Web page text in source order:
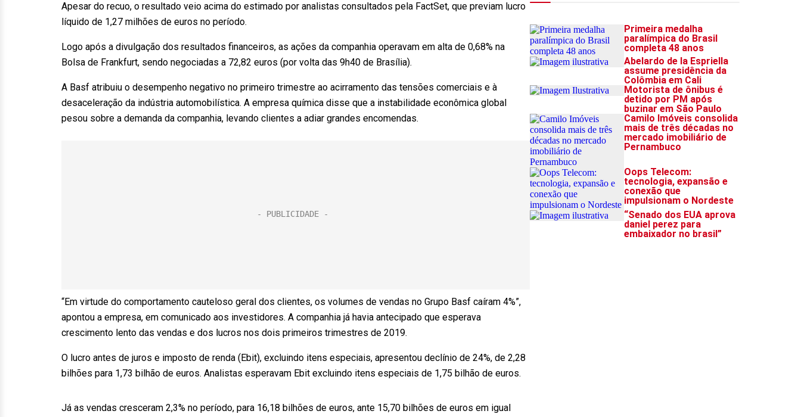
Apesar do recuo, o resultado veio acima do estimado por analistas consultados pela FactSet, que previam lucro
líquido de 1,27 milhões de euros no período.
Logo após a divulgação dos resultados financeiros, as ações da companhia operavam em alta de 0,68% na
Bolsa de Frankfurt, sendo negociadas a 72,82 euros (por volta das 9h40 de Brasília).
A Basf atribuiu o desempenho negativo no primeiro trimestre ao acirramento das tensões comerciais e à
desaceleração da indústria automobilística. A empresa química disse que a instabilidade econômica global
pesou sobre a demanda da companhia, levando clientes a adiar grandes encomendas.
“Em virtude do comportamento cauteloso geral dos clientes, os volumes de vendas no Grupo Basf caíram 4%”,
apontou a empresa, em comunicado aos investidores. A companhia já havia antecipado que esperava
crescimento lento das vendas e dos lucros nos dois primeiros trimestres de 2019.
O lucro antes de juros e imposto de renda (Ebit), excluindo itens especiais, apresentou declínio de 24%, de 2,28
bilhões para 1,73 bilhão de euros. Analistas esperavam Ebit excluindo itens especiais de 1,75 bilhão de euros.
Já as vendas cresceram 2,3% no período, para 16,18 bilhões de euros, ante 15,70 bilhões de euros em igual